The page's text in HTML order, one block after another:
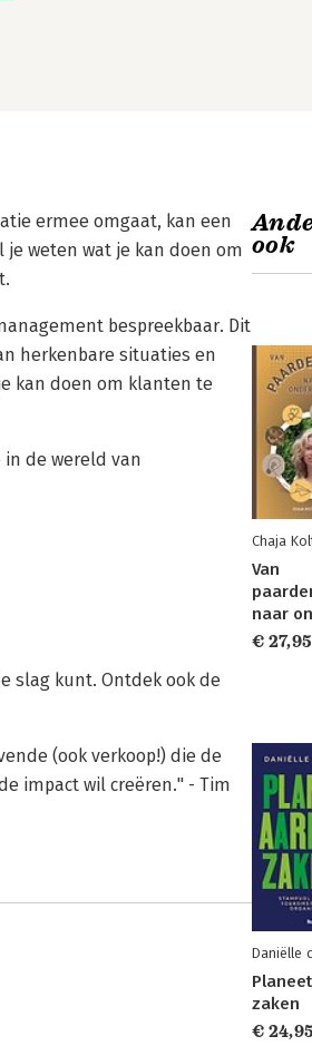
ermee omgaat, kan een
weten wat je kan doen om
bespreekbaar. Dit
herkenbare situaties en
kan doen om klanten te
de wereld van
slag kunt. Ontdek ook de
(ook verkoop!) die de
impact wil creëren." - Tim
ook
Chaja
Van
naar
€ 27,95
Daniëlle
zaken
€ 24,95